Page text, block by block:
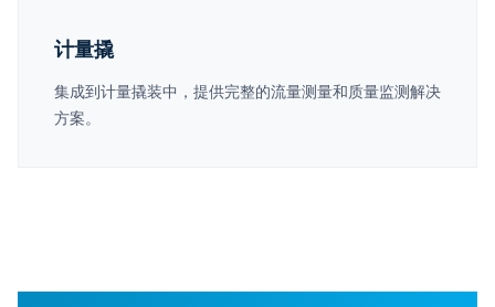
计量撬
集成到计量撬装中，提供完整的流量测量和质量监测解决
方案。